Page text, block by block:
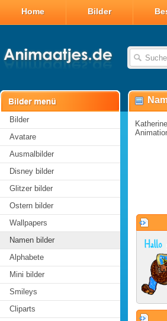
Home Bilder
Bilder
Avatare
Ausmalbilder
Disney bilder
Glitzer bilder
Ostern bilder
Wallpapers
Namen bilder
Alphabete
Mini bilder
Smileys
Cliparts